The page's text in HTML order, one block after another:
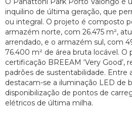
inquilino de última geração, que
ou integral. O projeto é composto
armazém norte, com 26.475 m²,
arrendado, e o armazém sul, com
76.400 m² de área bruta locável. O
certificação BREEAM ‘Very Good’,
padrões de sustentabilidade. Entre
destacam-se a iluminação LED de
disponibilização de pontos de
elétricos de última milha.